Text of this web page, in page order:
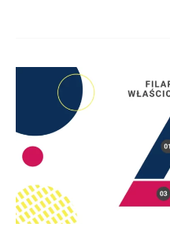
Diagnoza
Strategiczna
Wyjście
pułapki
firmy